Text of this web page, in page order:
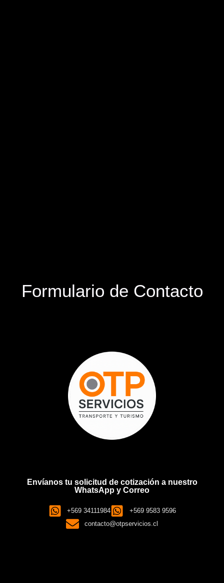
Formulario de Contacto
Envíanos tu solicitud de cotización a nuestro
WhatsApp y Correo
+569 34111984
+569 9583 9596
contacto@otpservicios.cl